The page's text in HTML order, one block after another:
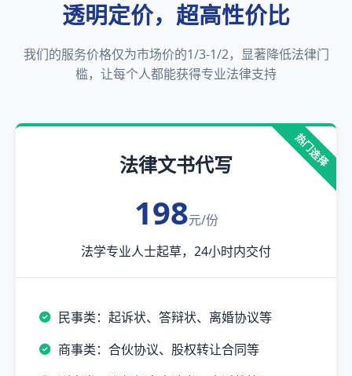
透明定价，超高性价比
我们的服务价格仅为市场价的1/3-1/2，显著降低法律门
槛，让每个人都能获得专业法律支持
热门选择
法律文书代写
198元/份
法学专业人士起草，24小时内交付
民事类：起诉状、答辩状、离婚协议等
商事类：合伙协议、股权转让合同等